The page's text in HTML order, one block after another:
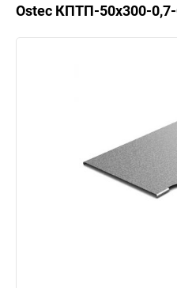
Ostec КПТП-50х300-